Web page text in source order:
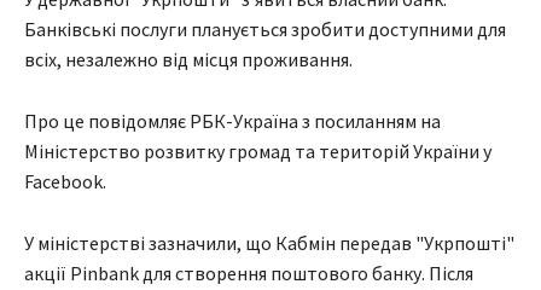
Банківські послуги планується зробити доступними для
всіх, незалежно від місця проживання.
Про це повідомляє РБК-Україна з посиланням на
Міністерство розвитку громад та територій України у
Facebook.
У міністерстві зазначили, що Кабмін передав "Укрпошті"
акції Pinbank для створення поштового банку. Після